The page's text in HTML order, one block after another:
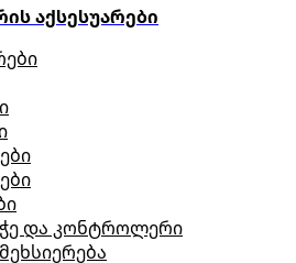
აქსესუარები
და კონტროლერი